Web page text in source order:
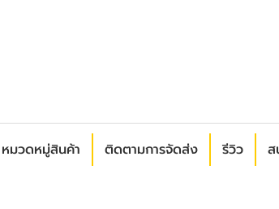
หมวดหมู่สินค้า ติดตามการจัดส่ง รีวิว ส